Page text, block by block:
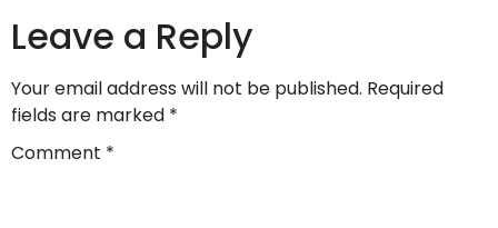
Leave a Reply
Your email address will not be published. Required
fields are marked *
Comment *